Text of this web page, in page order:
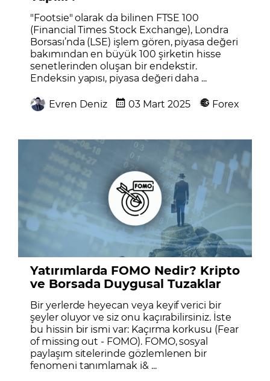
"Footsie" olarak da bilinen FTSE 100
(Financial Times Stock Exchange), Londra
Borsası’nda (LSE) işlem gören, piyasa değeri
bakımından en büyük 100 şirketin hisse
senetlerinden oluşan bir endekstir.
Endeksin yapısı, piyasa değeri daha ...
Evren Deniz 03 Mart 2025 Forex
Yatırımlarda FOMO Nedir? Kripto
ve Borsada Duygusal Tuzaklar
Bir yerlerde heyecan veya keyif verici bir
şeyler oluyor ve siz onu kaçırabilirsiniz. İste
bu hissin bir ismi var: Kaçırma korkusu (Fear
of missing out - FOMO). FOMO, sosyal
paylaşım sitelerinde gözlemlenen bir
fenomeni tanımlamak i& ...